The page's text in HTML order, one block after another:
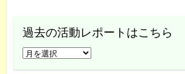
過去の活動レポートはこちら
過